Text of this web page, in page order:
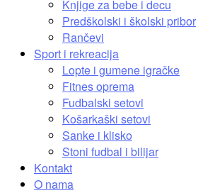
Knjige za bebe i decu
Predškolski i školski pribor
Rančevi
Sport i rekreacija
Lopte i gumene igračke
Fitnes oprema
Fudbalski setovi
Košarkaški setovi
Sanke i klisko
Stoni fudbal i bilijar
Kontakt
O nama